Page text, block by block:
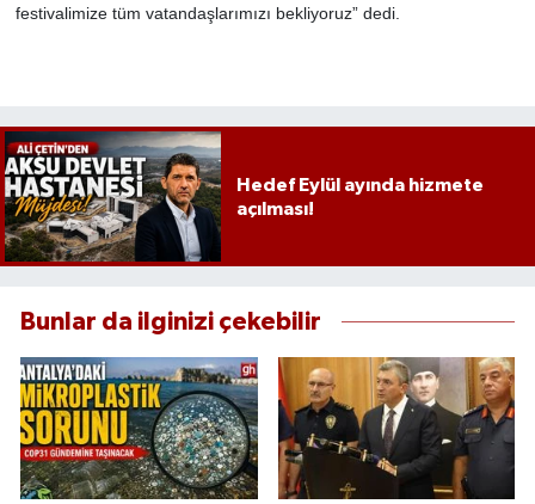
festivalimize tüm vatandaşlarımızı bekliyoruz” dedi.
Hedef Eylül ayında hizmete
açılması!
Bunlar da ilginizi çekebilir